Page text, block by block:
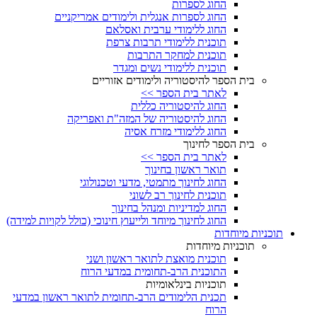
החוג לספרות
החוג לספרות אנגלית ולימודים אמריקניים
החוג ללימודי ערבית ואסלאם
תוכנית ללימודי תרבות צרפת
תוכנית למחקר התרבות
תוכנית ללימודי נשים ומגדר
בית הספר להיסטוריה ולימודים אזוריים
לאתר בית הספר >>
החוג להיסטוריה כללית
החוג להיסטוריה של המזה"ת ואפריקה
החוג ללימודי מזרח אסיה
בית הספר לחינוך
לאתר בית הספר >>
תואר ראשון בחינוך
החוג לחינוך מתמטי, מדעי וטכנולוגי
תוכנית לחינוך רב לשוני
החוג למדיניות ומנהל בחינוך
החוג לחינוך מיוחד ולייעוץ חינוכי (כולל לקויות למידה)
תוכניות מיוחדות
תוכניות מיוחדות
תוכנית מואצת לתואר ראשון ושני
התוכנית הרב-תחומית במדעי הרוח
תוכניות בינלאומיות
תכנית הלימודים הרב-תחומית לתואר ראשון במדעי
הרוח